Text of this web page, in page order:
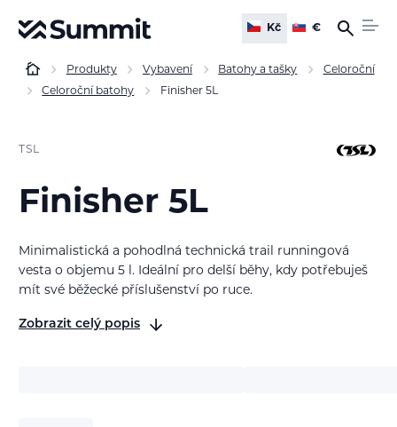
Kč €
Produkty Vybavení Batohy a tašky
Celoroční
Celoroční batohy
Finisher 5L
TSL
Finisher 5L
Minimalistická a pohodlná technická trail runningová
vesta o objemu 5 l. Ideální pro delší běhy, kdy potřebuješ
mít své běžecké příslušenství po ruce.
Zobrazit celý popis